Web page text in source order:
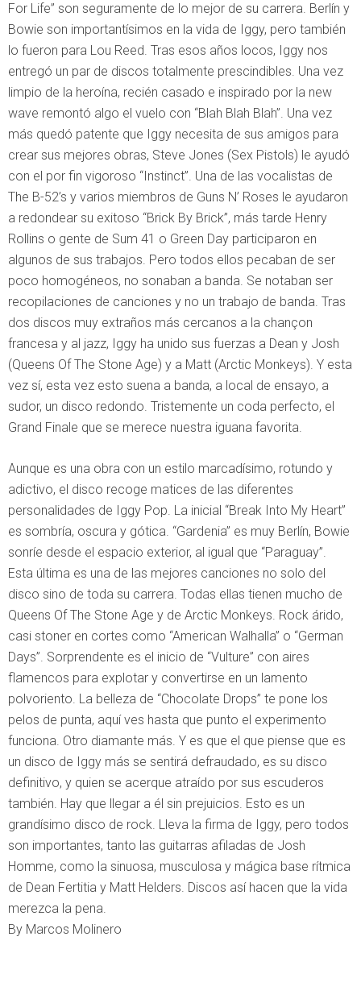
For Life” son seguramente de lo mejor de su carrera. Berlín y
Bowie son importantísimos en la vida de Iggy, pero también
lo fueron para Lou Reed. Tras esos años locos, Iggy nos
entregó un par de discos totalmente prescindibles. Una vez
limpio de la heroína, recién casado e inspirado por la new
wave remontó algo el vuelo con “Blah Blah Blah”. Una vez
más quedó patente que Iggy necesita de sus amigos para
crear sus mejores obras, Steve Jones (Sex Pistols) le ayudó
con el por fin vigoroso “Instinct”. Una de las vocalistas de
The B-52’s y varios miembros de Guns N’ Roses le ayudaron
a redondear su exitoso “Brick By Brick”, más tarde Henry
Rollins o gente de Sum 41 o Green Day participaron en
algunos de sus trabajos. Pero todos ellos pecaban de ser
poco homogéneos, no sonaban a banda. Se notaban ser
recopilaciones de canciones y no un trabajo de banda. Tras
dos discos muy extraños más cercanos a la chançon
francesa y al jazz, Iggy ha unido sus fuerzas a Dean y Josh
(Queens Of The Stone Age) y a Matt (Arctic Monkeys). Y esta
vez sí, esta vez esto suena a banda, a local de ensayo, a
sudor, un disco redondo. Tristemente un coda perfecto, el
Grand Finale que se merece nuestra iguana favorita.
Aunque es una obra con un estilo marcadísimo, rotundo y
adictivo, el disco recoge matices de las diferentes
personalidades de Iggy Pop. La inicial “Break Into My Heart”
es sombría, oscura y gótica. “Gardenia” es muy Berlín, Bowie
sonríe desde el espacio exterior, al igual que “Paraguay”.
Esta última es una de las mejores canciones no solo del
disco sino de toda su carrera. Todas ellas tienen mucho de
Queens Of The Stone Age y de Arctic Monkeys. Rock árido,
casi stoner en cortes como “American Walhalla” o “German
Days”. Sorprendente es el inicio de “Vulture” con aires
flamencos para explotar y convertirse en un lamento
polvoriento. La belleza de “Chocolate Drops” te pone los
pelos de punta, aquí ves hasta que punto el experimento
funciona. Otro diamante más. Y es que el que piense que es
un disco de Iggy más se sentirá defraudado, es su disco
definitivo, y quien se acerque atraído por sus escuderos
también. Hay que llegar a él sin prejuicios. Esto es un
grandísimo disco de rock. Lleva la firma de Iggy, pero todos
son importantes, tanto las guitarras afiladas de Josh
Homme, como la sinuosa, musculosa y mágica base rítmica
de Dean Fertitia y Matt Helders. Discos así hacen que la vida
merezca la pena.
By Marcos Molinero